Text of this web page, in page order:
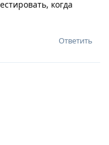
когда
Ответить